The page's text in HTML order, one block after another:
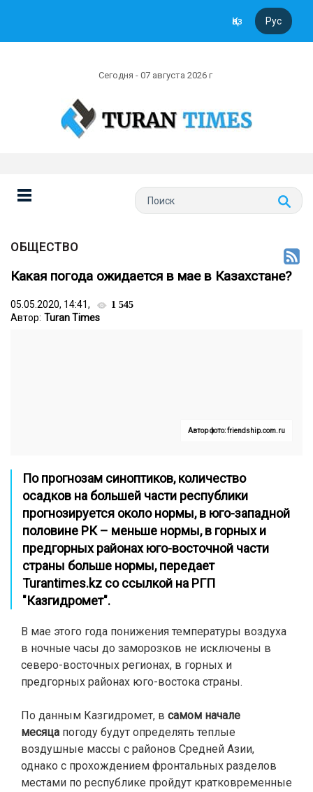
Қаз Рус
Сегодня - 07 августа 2026 г
ОБЩЕСТВО
Какая погода ожидается в мае в Казахстане?
05.05.2020, 14:41, 1 545
Автор: Turan Times
Автор фото: friendship.com.ru
По прогнозам синоптиков, количество
осадков на большей части республики
прогнозируется около нормы, в юго-западной
половине РК – меньше нормы, в горных и
предгорных районах юго-восточной части
страны больше нормы, передает
Turantimes.kz со ссылкой на РГП
"Казгидромет".
В мае этого года понижения температуры воздуха
в ночные часы до заморозков не исключены в
северо-восточных регионах, в горных и
предгорных районах юго-востока страны.
По данным Казгидромет, в самом начале
месяца погоду будут определять теплые
воздушные массы с районов Средней Азии,
однако с прохождением фронтальных разделов
местами по республике пройдут кратковременные